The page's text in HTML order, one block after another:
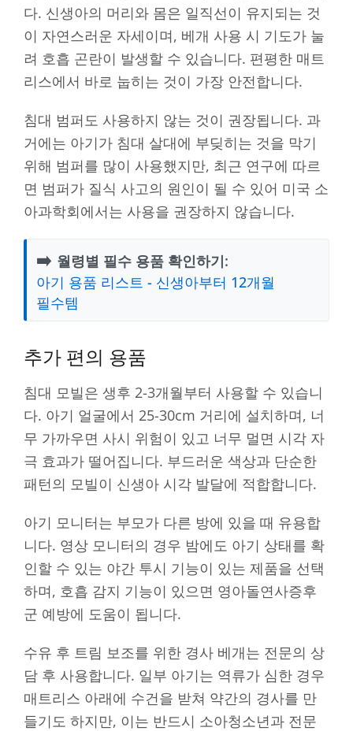
다. 신생아의 머리와 몸은 일직선이 유지되는 것
이 자연스러운 자세이며, 베개 사용 시 기도가 눌
려 호흡 곤란이 발생할 수 있습니다. 편평한 매트
리스에서 바로 눕히는 것이 가장 안전합니다.
침대 범퍼도 사용하지 않는 것이 권장됩니다. 과
거에는 아기가 침대 살대에 부딪히는 것을 막기
위해 범퍼를 많이 사용했지만, 최근 연구에 따르
면 범퍼가 질식 사고의 원인이 될 수 있어 미국 소
아과학회에서는 사용을 권장하지 않습니다.
➡️ 월령별 필수 용품 확인하기:
아기 용품 리스트 - 신생아부터 12개월
필수템
추가 편의 용품
침대 모빌은 생후 2-3개월부터 사용할 수 있습니
다. 아기 얼굴에서 25-30cm 거리에 설치하며, 너
무 가까우면 사시 위험이 있고 너무 멀면 시각 자
극 효과가 떨어집니다. 부드러운 색상과 단순한
패턴의 모빌이 신생아 시각 발달에 적합합니다.
아기 모니터는 부모가 다른 방에 있을 때 유용합
니다. 영상 모니터의 경우 밤에도 아기 상태를 확
인할 수 있는 야간 투시 기능이 있는 제품을 선택
하며, 호흡 감지 기능이 있으면 영아돌연사증후
군 예방에 도움이 됩니다.
수유 후 트림 보조를 위한 경사 베개는 전문의 상
담 후 사용합니다. 일부 아기는 역류가 심한 경우
매트리스 아래에 수건을 받쳐 약간의 경사를 만
들기도 하지만, 이는 반드시 소아청소년과 전문